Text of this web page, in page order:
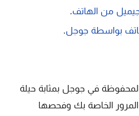
من الهاتف.
بواسطة جوجل.
في جوجل بمثابة حيلة
المرور الخاصة بك وفحصها